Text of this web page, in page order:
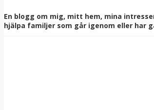
En blogg om mig, mitt hem, mina
hjälpa familjer som går igenom eller har